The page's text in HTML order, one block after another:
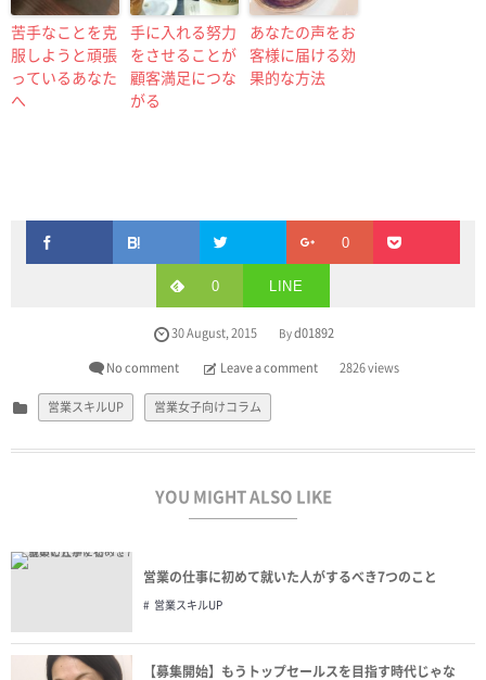
苦手なことを克
服しようと頑張
っているあなた
へ
手に入れる努力
をさせることが
顧客満足につな
がる
あなたの声をお
客様に届ける効
果的な方法
0
0 LINE
30August,2015 Byd01892
No comment
Leave a comment 2826 views
営業スキルUP 営業女子向けコラム
YOU MIGHT ALSO LIKE
営業の仕事に初めて就いた人がするべき7つのこと
営業スキルUP
【募集開始】もうトップセールスを目指す時代じゃな